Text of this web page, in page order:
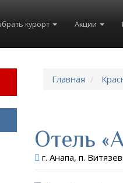
курорт Акции
Главная
Отель
г. Анапа, п.